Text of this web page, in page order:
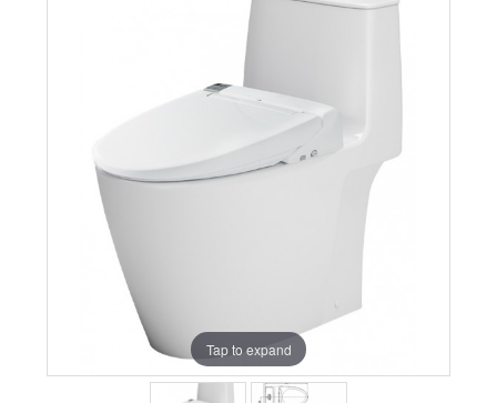
Tap to expand
Tap to expand